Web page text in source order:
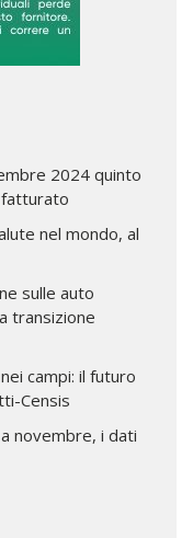
2024 quinto
fatturato
nel mondo, al
sulle auto
transizione
campi: il futuro
Censis
novembre, i dati